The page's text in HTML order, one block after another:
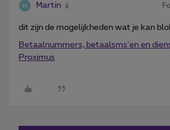
Martin
dit zijn de mogelijkheden wat je kan
Betaalnummers, betaalsms'en en
Proximus